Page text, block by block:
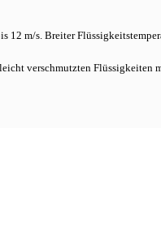
12 m/s. Breiter
verschmutzten Flüssigkeiten